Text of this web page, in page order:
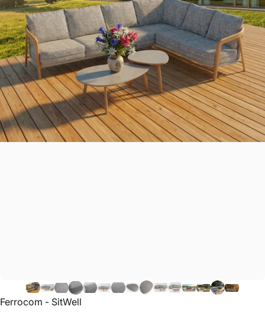
Ferrocom - SitWell